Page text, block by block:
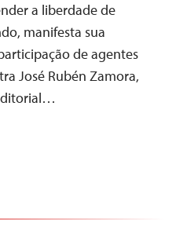
a liberdade de
manifesta sua
de agentes
José Rubén Zamora,